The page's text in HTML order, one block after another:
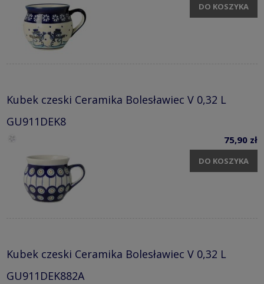
DO KOSZYKA
Kubek czeski Ceramika Bolesławiec V 0,32 L
GU911DEK8
75,90 zł
DO KOSZYKA
Kubek czeski Ceramika Bolesławiec V 0,32 L
GU911DEK882A